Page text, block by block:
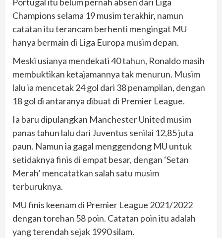
Champions selama 19 musim terakhir, namun
catatan itu terancam berhenti mengingat MU
hanya bermain di Liga Europa musim depan.
Meski usianya mendekati 40 tahun, Ronaldo masih
membuktikan ketajamannya tak menurun. Musim
lalu ia mencetak 24 gol dari 38 penampilan, dengan
18 gol di antaranya dibuat di Premier League.
Ia baru dipulangkan Manchester United musim
panas tahun lalu dari Juventus senilai 12,85 juta
paun. Namun ia gagal menggendong MU untuk
setidaknya finis di empat besar, dengan ‘Setan
Merah’ mencatatkan salah satu musim
terburuknya.
MU finis keenam di Premier League 2021/2022
dengan torehan 58 poin. Catatan poin itu adalah
yang terendah sejak 1990 silam.